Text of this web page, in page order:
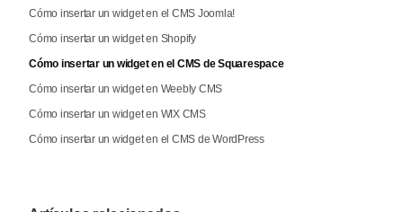
Cómo insertar un widget en el CMS Joomla!
Cómo insertar un widget en Shopify
Cómo insertar un widget en el CMS de Squarespace
Cómo insertar un widget en Weebly CMS
Cómo insertar un widget en WIX CMS
Cómo insertar un widget en el CMS de WordPress